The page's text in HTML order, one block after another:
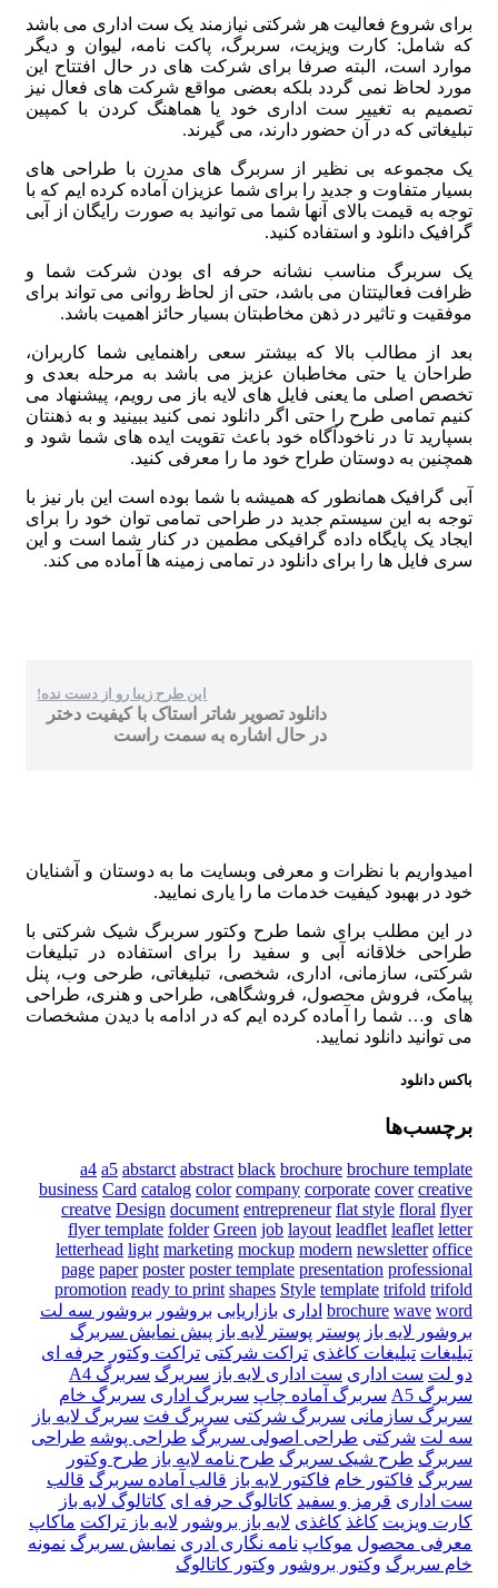
برای شروع فعالیت هر شرکتی نیازمند یک ست اداری می باشد
که شامل: کارت ویزیت، سربرگ، پاکت نامه، لیوان و دیگر
موارد است، البته صرفا برای شرکت های در حال افتتاح این
مورد لحاظ نمی گردد بلکه بعضی مواقع شرکت های فعال نیز
تصمیم به تغییر ست اداری خود یا هماهنگ کردن با کمپین
تبلیغاتی که در آن حضور دارند، می گیرند.
یک مجموعه بی نظیر از سربرگ های مدرن با طراحی های
بسیار متفاوت و جدید را برای شما عزیزان آماده کرده ایم که با
توجه به قیمت بالای آنها شما می توانید به صورت رایگان از آبی
گرافیک دانلود و استفاده کنید.
یک سربرگ مناسب نشانه حرفه ای بودن شرکت شما و
ظرافت فعالیتتان می باشد، حتی از لحاظ روانی می تواند برای
موفقیت و تاثیر در ذهن مخاطبتان بسیار حائز اهمیت باشد.
بعد از مطالب بالا که بیشتر سعی راهنمایی شما کاربران،
طراحان یا حتی مخاطبان عزیز می باشد به مرحله بعدی و
تخصص اصلی ما یعنی فایل های لایه باز می رویم، پیشنهاد می
کنیم تمامی طرح را حتی اگر دانلود نمی کنید ببینید و به ذهنتان
بسپارید تا در ناخودآگاه خود باعث تقویت ایده های شما شود و
همچنین به دوستان طراح خود ما را معرفی کنید.
آبی گرافیک همانطور که همیشه با شما بوده است این بار نیز با
توجه به این سیستم جدید در طراحی تمامی توان خود را برای
ایجاد یک پایگاه داده گرافیکی مطمین در کنار شما است و این
سری فایل ها را برای دانلود در تمامی زمینه ها آماده می کند.
این طرح زیبا رو از دست نده!
دانلود تصویر شاتر استاک با کیفیت دختر
در حال اشاره به سمت راست
امیدواریم با نظرات و معرفی وبسایت ما به دوستان و آشنایان
خود در بهبود کیفیت خدمات ما را یاری نمایید.
در این مطلب برای شما طرح وکتور سربرگ شیک شرکتی با
طراحی خلاقانه آبی و سفید را برای استفاده در تبلیغات
شرکتی، سازمانی، اداری، شخصی، تبلیغاتی، طرحی وب، پنل
پیامک، فروش محصول، فروشگاهی، طراحی و هنری، طراحی
های و… شما را آماده کرده ایم که در ادامه با دیدن مشخصات
می توانید دانلود نمایید.
باکس دانلود
برچسب‌ها
a4 a5 abstarct abstract black brochure brochure template
business Card catalog color company corporate cover creative
creatve Design document entrepreneur flat style floral flyer
flyer template folder Green job layout leadflet leaflet letter
letterhead light marketing mockup modern newsletter office
page paper poster poster template presentation professional
promotion ready to print shapes Style template trifold trifold
brochure wave word اداری بازاریابی بروشور بروشور سه لت
بروشور لایه باز پوستر پوستر لایه باز پیش نمایش سربرگ
تبلیغات تبلیغات کاغذی تراکت شرکتی تراکت وکتور حرفه ای
دو لت ست اداری ست اداری لایه باز سربرگ سربرگ A4
سربرگ A5
سربرگ آماده چاپ سربرگ اداری سربرگ خام
سربرگ سازمانی سربرگ شرکتی سربرگ فت سربرگ لایه باز
سه لت شرکتی طراحی اصولی سربرگ طراحی پوشه طراحی
سربرگ طرح شیک سربرگ طرح نامه لایه باز طرح وکتور
سربرگ فاکتور خام فاکتور لایه باز قالب آماده سربرگ قالب
ست اداری قرمز و سفید کاتالوگ حرفه ای کاتالوگ لایه باز
کارت ویزیت کاغذ کاغذی لایه باز بروشور لایه باز تراکت ماکاپ
معرفی محصول موکاپ نامه نگاری ادری نمایش سربرگ نمونه
خام سربرگ وکتور بروشور وکتور کاتالوگ